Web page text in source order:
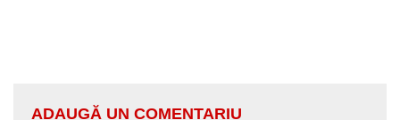
ADAUGĂ UN COMENTARIU